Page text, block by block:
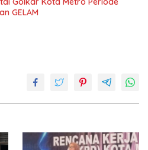
GELAM